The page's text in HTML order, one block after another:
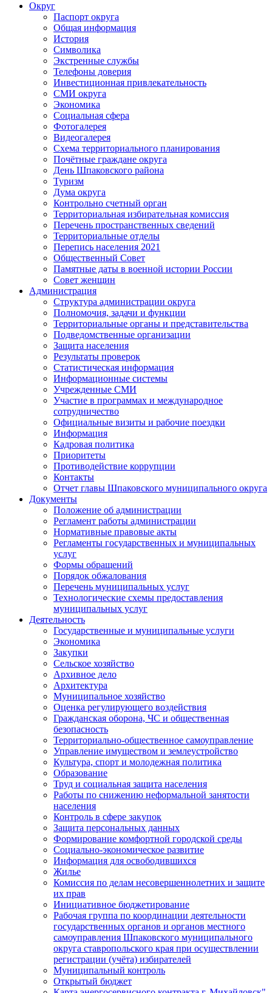
Округ
Паспорт округа
Общая информация
История
Символика
Экстренные службы
Телефоны доверия
Инвестиционная привлекательность
СМИ округа
Экономика
Социальная сфера
Фотогалерея
Видеогалерея
Схема территориального планирования
Почётные граждане округа
День Шпаковского района
Туризм
Дума округа
Контрольно счетный орган
Территориальная избирательная комиссия
Перечень пространственных сведений
Территориальные отделы
Перепись населения 2021
Общественный Совет
Памятные даты в военной истории России
Совет женщин
Администрация
Структура администрации округа
Полномочия, задачи и функции
Территориальные органы и представительства
Подведомственные организации
Защита населения
Результаты проверок
Статистическая информация
Информационные системы
Учрежденные СМИ
Участие в программах и международное
сотрудничество
Официальные визиты и рабочие поездки
Информация
Кадровая политика
Приоритеты
Противодействие коррупции
Контакты
Отчет главы Шпаковского муниципального округа
Документы
Положение об администрации
Регламент работы администрации
Нормативные правовые акты
Регламенты государственных и муниципальных
услуг
Формы обращений
Порядок обжалования
Перечень муниципальных услуг
Технологические схемы предоставления
муниципальных услуг
Деятельность
Государственные и муниципальные услуги
Экономика
Закупки
Сельское хозяйство
Архивное дело
Архитектура
Муниципальное хозяйство
Оценка регулирующего воздействия
Гражданская оборона, ЧС и общественная
безопасность
Территориально-общественное самоуправление
Управление имуществом и землеустройство
Культура, спорт и молодежная политика
Образование
Труд и социальная защита населения
Работы по снижению неформальной занятости
населения
Контроль в сфере закупок
Защита персональных данных
Формирование комфортной городской среды
Социально-экономическое развитие
Информация для освободившихся
Жилье
Комиссия по делам несовершеннолетних и защите
их прав
Инициативное бюджетирование
Рабочая группа по координации деятельности
государственных органов и органов местного
самоуправления Шпаковского муниципального
округа ставропольского края при осуществлении
регистрации (учёта) избирателей
Муниципальный контроль
Открытый бюджет